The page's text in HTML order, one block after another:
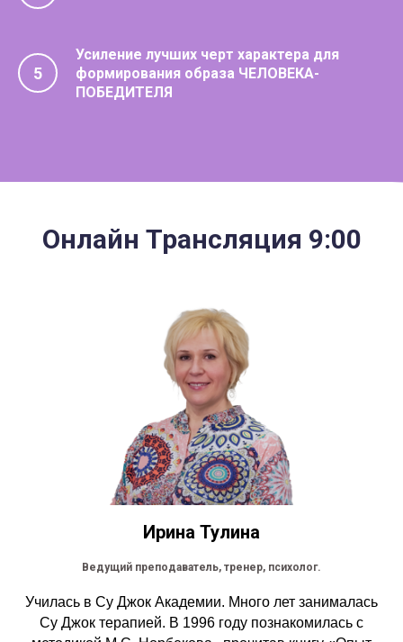
5
Усиление лучших черт характера для
формирования образа ЧЕЛОВЕКА-
ПОБЕДИТЕЛЯ
Онлайн Трансляция 9:00
Ирина Тулина
Ведущий преподаватель, тренер, психолог.
Училась в Су Джок Академии. Много лет занималась
Су Джок терапией. В 1996 году познакомилась с